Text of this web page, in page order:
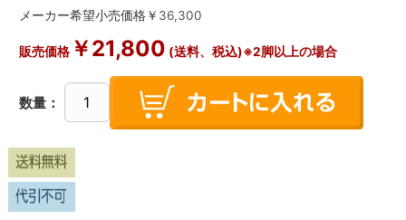
メーカー希望小売価格￥ 36,300
販売価格￥21,800 (送料、税込)※2脚以上の場合
数量：